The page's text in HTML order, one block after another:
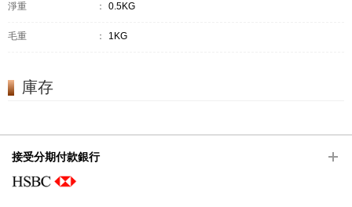
淨重 ： 0.5KG
毛重 ： 1KG
庫存
接受分期付款銀行